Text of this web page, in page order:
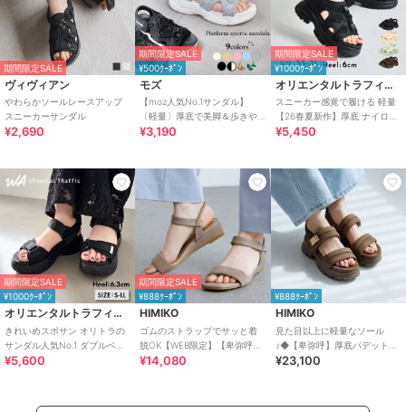
期間限定SALE
ヴィヴィアン
やわらかソールレースアップ
スニーカーサンダル
¥2,690
期間限定SALE
¥500ｸｰﾎﾟﾝ
モズ
【moz人気No.1サンダル】
〔軽量〕厚底で美脚＆歩きや
すい！疲れにくいフィット感
¥3,190
期間限定SALE
¥1000ｸｰﾎﾟﾝ
オリエンタルトラフィック
スニーカー感覚で履ける 軽量
【26春夏新作】厚底 ナイロン
スポーツサンダル /OT3232
¥5,450
期間限定SALE
¥1000ｸｰﾎﾟﾝ
オリエンタルトラフィック
きれいめスポサン オリトラの
サンダル人気No.1 ダブルベル
ト スポーツサンダル /42207
¥5,600
期間限定SALE
¥888ｸｰﾎﾟﾝ
HIMIKO
ゴムのストラップでサッと着
脱OK【WEB限定】【卑弥呼
26SS】ゴムストラップサンダ
¥14,080
¥888ｸｰﾎﾟﾝ
HIMIKO
見た目以上に軽量なソール
♪◆【卑弥呼】厚底パデットサ
ンダル/661201
¥23,100